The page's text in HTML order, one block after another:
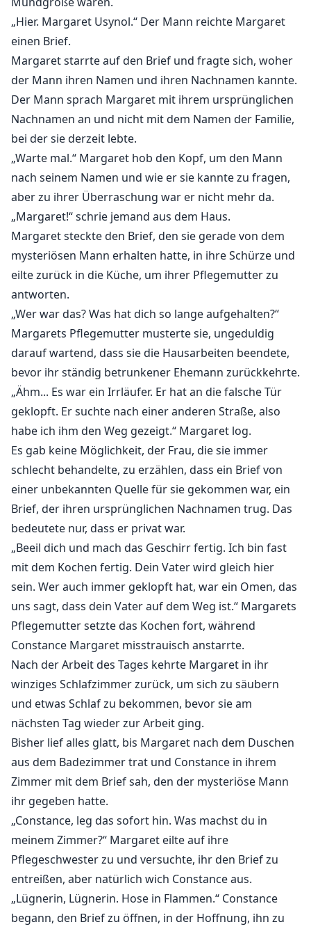
„Hier. Margaret Usynol.“ Der Mann reichte Margaret
einen Brief.
Margaret starrte auf den Brief und fragte sich, woher
der Mann ihren Namen und ihren Nachnamen kannte.
Der Mann sprach Margaret mit ihrem ursprünglichen
Nachnamen an und nicht mit dem Namen der Familie,
bei der sie derzeit lebte.
„Warte mal.“ Margaret hob den Kopf, um den Mann
nach seinem Namen und wie er sie kannte zu fragen,
aber zu ihrer Überraschung war er nicht mehr da.
„Margaret!“ schrie jemand aus dem Haus.
Margaret steckte den Brief, den sie gerade von dem
mysteriösen Mann erhalten hatte, in ihre Schürze und
eilte zurück in die Küche, um ihrer Pflegemutter zu
antworten.
„Wer war das? Was hat dich so lange aufgehalten?“
Margarets Pflegemutter musterte sie, ungeduldig
darauf wartend, dass sie die Hausarbeiten beendete,
bevor ihr ständig betrunkener Ehemann zurückkehrte.
„Ähm... Es war ein Irrläufer. Er hat an die falsche Tür
geklopft. Er suchte nach einer anderen Straße, also
habe ich ihm den Weg gezeigt.“ Margaret log.
Es gab keine Möglichkeit, der Frau, die sie immer
schlecht behandelte, zu erzählen, dass ein Brief von
einer unbekannten Quelle für sie gekommen war, ein
Brief, der ihren ursprünglichen Nachnamen trug. Das
bedeutete nur, dass er privat war.
„Beeil dich und mach das Geschirr fertig. Ich bin fast
mit dem Kochen fertig. Dein Vater wird gleich hier
sein. Wer auch immer geklopft hat, war ein Omen, das
uns sagt, dass dein Vater auf dem Weg ist.“ Margarets
Pflegemutter setzte das Kochen fort, während
Constance Margaret misstrauisch anstarrte.
Nach der Arbeit des Tages kehrte Margaret in ihr
winziges Schlafzimmer zurück, um sich zu säubern
und etwas Schlaf zu bekommen, bevor sie am
nächsten Tag wieder zur Arbeit ging.
Bisher lief alles glatt, bis Margaret nach dem Duschen
aus dem Badezimmer trat und Constance in ihrem
Zimmer mit dem Brief sah, den der mysteriöse Mann
ihr gegeben hatte.
„Constance, leg das sofort hin. Was machst du in
meinem Zimmer?“ Margaret eilte auf ihre
Pflegeschwester zu und versuchte, ihr den Brief zu
entreißen, aber natürlich wich Constance aus.
„Lügnerin, Lügnerin. Hose in Flammen.“ Constance
begann, den Brief zu öffnen, in der Hoffnung, ihn zu